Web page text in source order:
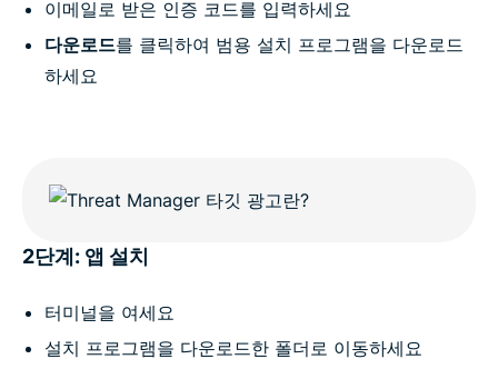
이메일로 받은 인증 코드를 입력하세요
다운로드를 클릭하여 범용 설치 프로그램을 다운로드
하세요
2단계: 앱 설치
터미널을 여세요
설치 프로그램을 다운로드한 폴더로 이동하세요